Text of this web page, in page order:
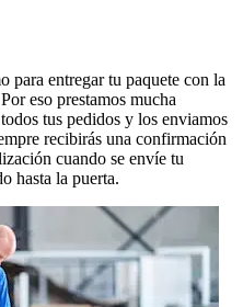
para entregar tu paquete con la
eso prestamos mucha
tus pedidos y los enviamos
recibirás una confirmación
cuando se envíe tu
hasta la puerta.